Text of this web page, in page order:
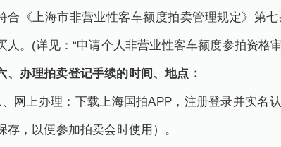
《上海市非营业性客车额度拍卖管理规定》第七
人。(详见：“申请个人非营业性客车额度参拍资格
办理拍卖登记手续的时间、地点：
上办理：下载上海国拍APP，注册登录并实名认
存，以便参加拍卖会时使用）。